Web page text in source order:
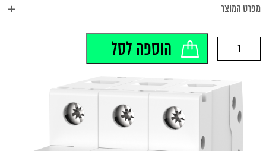
מפרט המוצר
לצפייה במפרט המוצר >>
הוספה לסל